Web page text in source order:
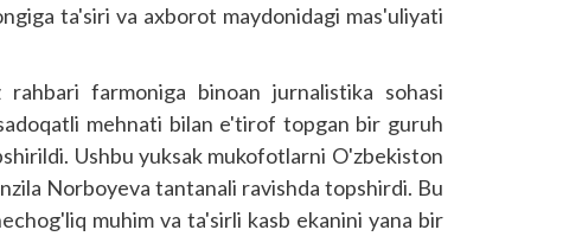
ta'siri va axborot maydonidagi mas'uliyati
rahbari farmoniga binoan jurnalistika sohasi
mehnati bilan e'tirof topgan bir guruh
Ushbu yuksak mukofotlarni O'zbekiston
Norboyeva tantanali ravishda topshirdi. Bu
muhim va ta'sirli kasb ekanini yana bir